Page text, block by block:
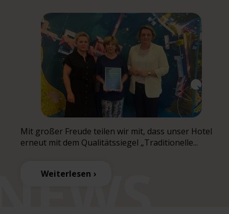
Mit großer Freude teilen wir mit, dass unser Hotel
erneut mit dem Qualitätssiegel „Traditionelle...
Weiterlesen